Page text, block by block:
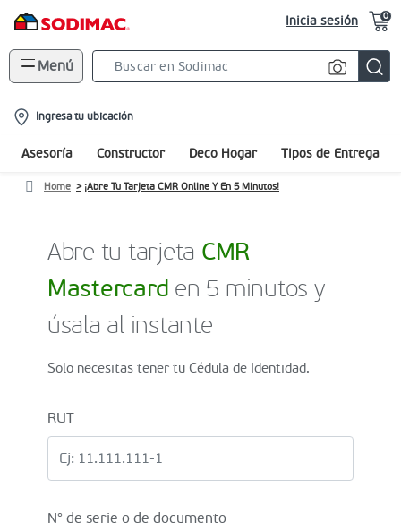
Inicia sesión 0
Menú
location-
icon
Ingresa tu ubicación
Asesoría Constructor Deco Hogar Tipos de Entrega
Home ¡Abre Tu Tarjeta CMR Online Y En 5 Minutos!
Abre tu tarjeta CMR
Mastercard en 5 minutos y
úsala al instante
Solo necesitas tener tu Cédula de Identidad.
RUT
N° de serie o de documento